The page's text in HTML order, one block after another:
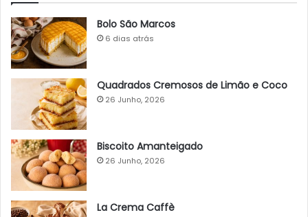
Bolo São Marcos
6 dias atrás
Quadrados Cremosos de Limão e Coco
26 Junho, 2026
Biscoito Amanteigado
26 Junho, 2026
La Crema Caffè